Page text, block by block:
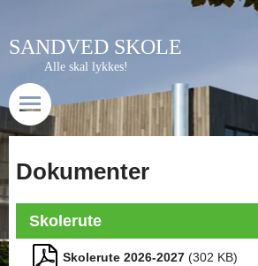
SANDVED SKOLE
Alle skal lykkes!
Dokumenter
Skolerute
Skolerute 2026-2027 (302 KB)